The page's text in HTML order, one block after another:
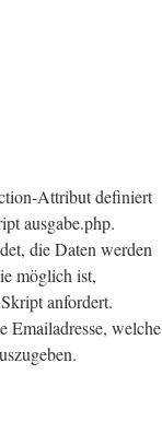
Attribut definiert
ausgabe.php.
die Daten werden
möglich ist,
anfordert.
Emailadresse, welche